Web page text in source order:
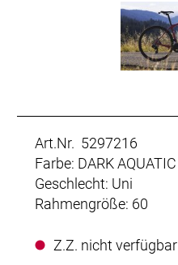
Art.Nr. 5297216
Farbe: DARK AQUATIC
Geschlecht: Uni
Rahmengröße: 60
Z.Z. nicht verfügbar